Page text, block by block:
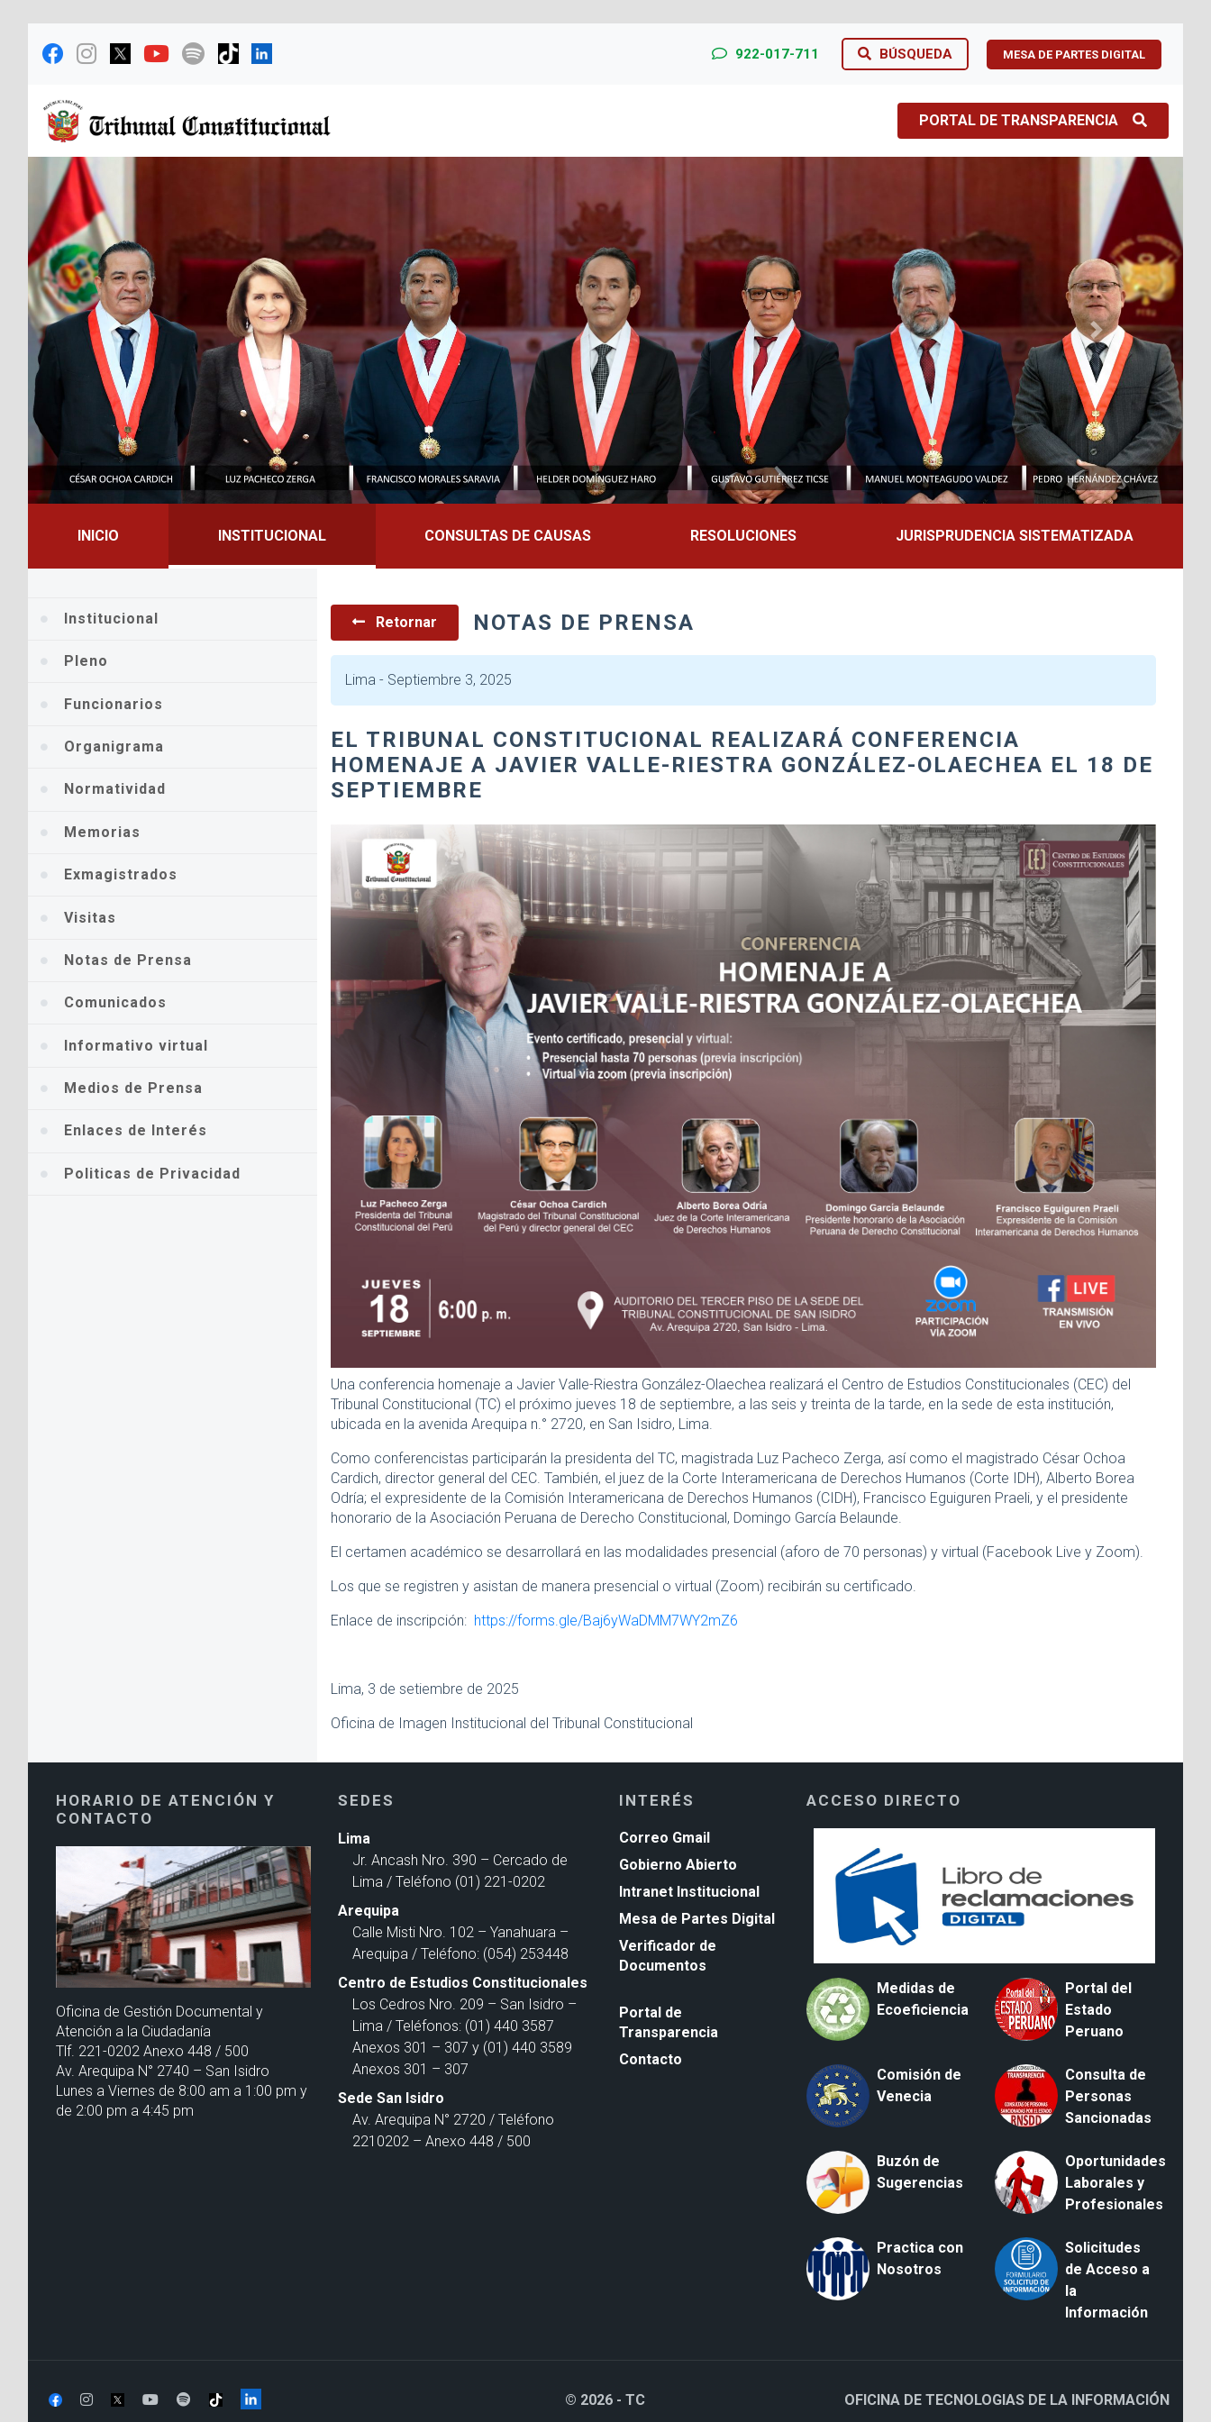
922-017-711 BÚSQUEDA MESA DE PARTES DIGITAL
PORTAL DE TRANSPARENCIA
Previous Next
INICIO INSTITUCIONAL CONSULTAS DE CAUSAS RESOLUCIONES JURISPRUDENCIA SISTEMATIZADA
Institucional
Pleno
Funcionarios
Organigrama
Normatividad
Memorias
Exmagistrados
Visitas
Notas de Prensa
Comunicados
Informativo virtual
Medios de Prensa
Enlaces de Interés
Politicas de Privacidad
Retornar NOTAS DE PRENSA
Lima - Septiembre 3, 2025
EL TRIBUNAL CONSTITUCIONAL REALIZARÁ CONFERENCIA
HOMENAJE A JAVIER VALLE-RIESTRA GONZÁLEZ-OLAECHEA EL 18 DE
SEPTIEMBRE
Una conferencia homenaje a Javier Valle-Riestra González-Olaechea realizará el Centro de Estudios Constitucionales (CEC) del
Tribunal Constitucional (TC) el próximo jueves 18 de septiembre, a las seis y treinta de la tarde, en la sede de esta institución,
ubicada en la avenida Arequipa n.° 2720, en San Isidro, Lima.
Como conferencistas participarán la presidenta del TC, magistrada Luz Pacheco Zerga, así como el magistrado César Ochoa
Cardich, director general del CEC. También, el juez de la Corte Interamericana de Derechos Humanos (Corte IDH), Alberto Borea
Odría; el expresidente de la Comisión Interamericana de Derechos Humanos (CIDH), Francisco Eguiguren Praeli, y el presidente
honorario de la Asociación Peruana de Derecho Constitucional, Domingo García Belaunde.
El certamen académico se desarrollará en las modalidades presencial (aforo de 70 personas) y virtual (Facebook Live y Zoom).
Los que se registren y asistan de manera presencial o virtual (Zoom) recibirán su certificado.
Enlace de inscripción: https://forms.gle/Baj6yWaDMM7WY2mZ6
Lima, 3 de setiembre de 2025
Oficina de Imagen Institucional del Tribunal Constitucional
HORARIO DE ATENCIÓN Y
CONTACTO
Oficina de Gestión Documental y
Atención a la Ciudadanía
Tlf. 221-0202 Anexo 448 / 500
Av. Arequipa N° 2740 – San Isidro
Lunes a Viernes de 8:00 am a 1:00 pm y
de 2:00 pm a 4:45 pm
SEDES
Lima
Jr. Ancash Nro. 390 – Cercado de
Lima / Teléfono (01) 221-0202
Arequipa
Calle Misti Nro. 102 – Yanahuara –
Arequipa / Teléfono: (054) 253448
Centro de Estudios Constitucionales
Los Cedros Nro. 209 – San Isidro –
Lima / Teléfonos: (01) 440 3587
Anexos 301 – 307 y (01) 440 3589
Anexos 301 – 307
Sede San Isidro
Av. Arequipa N° 2720 / Teléfono
2210202 – Anexo 448 / 500
INTERÉS
Correo Gmail
Gobierno Abierto
Intranet Institucional
Mesa de Partes Digital
Verificador de
Documentos
Portal de
Transparencia
Contacto
ACCESO DIRECTO
Medidas de
Ecoeficiencia
Portal del
Estado
Peruano
Comisión de
Venecia
Consulta de
Personas
Sancionadas
Buzón de
Sugerencias
Oportunidades
Laborales y
Profesionales
Practica con
Nosotros
Solicitudes
de Acceso a
la
Información
© 2026 - TC OFICINA DE TECNOLOGIAS DE LA INFORMACIÓN